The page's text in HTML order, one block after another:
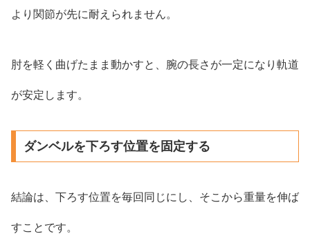
より関節が先に耐えられません。
肘を軽く曲げたまま動かすと、腕の長さが一定になり軌道
が安定します。
ダンベルを下ろす位置を固定する
結論は、下ろす位置を毎回同じにし、そこから重量を伸ば
すことです。